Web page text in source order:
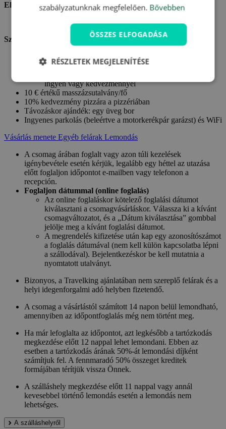
Ellátás:
Büféreggeli a tartózkodás teljes ideje alatt
Szolgáltatások:
Trentino vendégkártya
Ingyenes regionális közlekedés
ingyen vagy kedvezménnyel
10 € értékű masszázsutalvány/fő
10% kedvezmény pizzára a pizzériában
Távozáskor ajándék: egy üveg bor
Ingyenes parkolás (beleértve a motorkerékpár garázst) és WiFi
Vásárlás menete Egyéb felárak Lemondás
A csomag árában foglalt vagy azon túli kezelések
igénybevétele esetén kérjük, legalább egy héttel az utazása
előtt foglaljon időpontot e-mailben vagy telefonon a
recepción.
Foglaljon dátummal (online foglalás)
Az online foglaláskor kötelező foglalási dátumot
kiválasztani a csomagvásárláskor. Válassza ki a kívánt
csomagváltozatot, és a „Dátum kiválasztása” gombbal
jelölje meg a kívánt foglalási dátumot.
A megrendelés kifizetése után kap egy azonosítószámot
a foglalás dátumával (nem kell külön kapcsolatba lépni
a szállodával). Bejelentkezéskor be kell mutatnia a
nyomtatott utalványt.
Bizonyos, a Travelking ajánlatában nem szereplő felárak és a
helyi idegenforgalmi adó helyben fizetendő.
A csomag a vásárlástól számított 14 napon belül lemondható,
amennyiben az időpontfoglalás még nem történt meg.
Ha már lefoglalta az időpontot, azt legkésőbb a tartózkodás
megkezdése előtt 12 nappal lehet lemondani. Ebben az
esetben a tartózkodás árának 50%-át lemondási díjként
számítjuk fel. A fennmaradó 50% összeget kreditek
formájában térítjük vissza Önnek.
A szálláshely megkezdése előtt 11 nappal vagy annál
kevesebbel történő lemondás esetén a lemondás nem
lehetséges.
A szálláshelyről
szabályzatunknak megfelelően. Bővebben
ÖSSZES ELFOGADÁSA
RÉSZLETEK MEGJELENÍTÉSE